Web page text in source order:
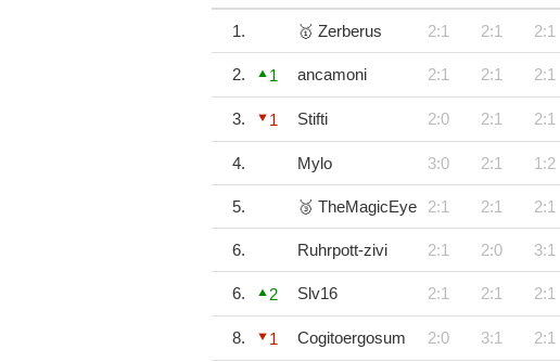
1. 🥇 Zerberus 2:1 2:1 2:1
2. 1 ancamoni 2:1 2:1 2:1
3. 1 Stifti 2:0 2:1 2:1
4. Mylo 3:0 2:1 1:2
5. 🥉 TheMagicEye 2:1 2:1 2:1
6. Ruhrpott-zivi 2:1 2:0 3:1
6. 2 Slv16 2:1 2:1 2:1
8. 1 Cogitoergosum 2:0 3:1 2:1